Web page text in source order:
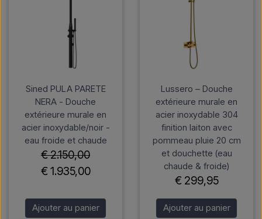
Sined PULA PARETE
NERA - Douche
extérieure murale en
acier inoxydable/noir -
eau froide et chaude
€ 2.150,00
€ 1.935,00
Ajouter au panier
Lussero – Douche
extérieure murale en
acier inoxydable 304
finition laiton avec
pommeau pluie 20 cm
et douchette (eau
chaude & froide)
€ 299,95
Ajouter au panier